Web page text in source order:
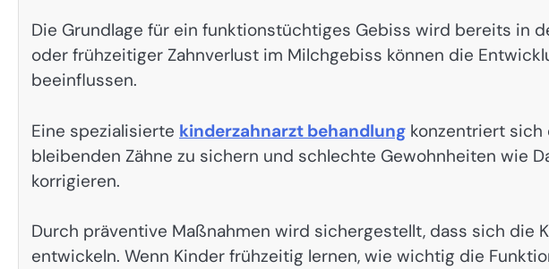
Die Grundlage für ein funktionstüchtiges Gebiss wird bereits in
oder frühzeitiger Zahnverlust im Milchgebiss können die
beeinflussen.
Eine spezialisierte kinderzahnarzt behandlung konzentriert sich
bleibenden Zähne zu sichern und schlechte Gewohnheiten wie
korrigieren.
Durch präventive Maßnahmen wird sichergestellt, dass sich die
entwickeln. Wenn Kinder frühzeitig lernen, wie wichtig die